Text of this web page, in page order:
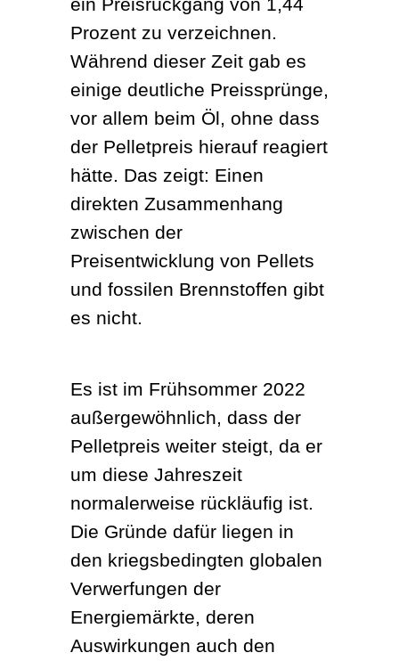
Prozent zu verzeichnen.
Während dieser Zeit gab es
einige deutliche Preissprünge,
vor allem beim Öl, ohne dass
der Pelletpreis hierauf reagiert
hätte. Das zeigt: Einen
direkten Zusammenhang
zwischen der
Preisentwicklung von Pellets
und fossilen Brennstoffen gibt
es nicht.
Es ist im Frühsommer 2022
außergewöhnlich, dass der
Pelletpreis weiter steigt, da er
um diese Jahreszeit
normalerweise rückläufig ist.
Die Gründe dafür liegen in
den kriegsbedingten globalen
Verwerfungen der
Energiemärkte, deren
Auswirkungen auch den